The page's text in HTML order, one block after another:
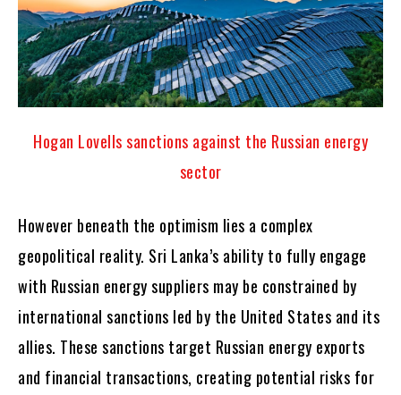
Hogan Lovellssanctions against the Russian energy
sector
However beneath the optimism lies a complex
geopolitical reality. Sri Lanka’s ability to fully engage
with Russian energy suppliers may be constrained by
international sanctions led by the United States and its
allies. These sanctions target Russian energy exports
and financial transactions, creating potential risks for